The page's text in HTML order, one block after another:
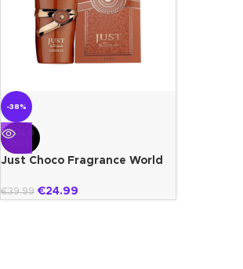
-38%
SOLD
Just Choco Fragrance World
€39.99 €24.99